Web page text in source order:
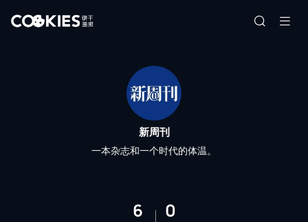
新周刊
一本杂志和一个时代的体温。
6 0